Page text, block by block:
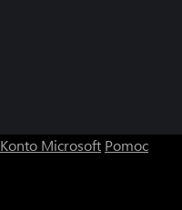
Konto Microsoft Pomoc